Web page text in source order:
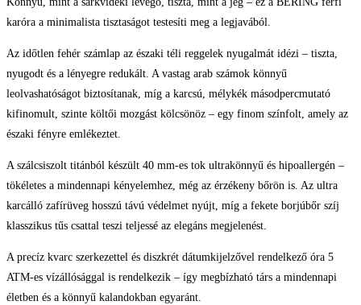
karóra a minimalista tisztaságot testesíti meg a legjavából.
Az időtlen fehér számlap az északi téli reggelek nyugalmát idézi – tiszta,
nyugodt és a lényegre redukált. A vastag arab számok könnyű
leolvashatóságot biztosítanak, míg a karcsú, mélykék másodpercmutató
kifinomult, szinte költői mozgást kölcsönöz – egy finom színfolt, amely az
északi fényre emlékeztet.
A szálcsiszolt titánból készült 40 mm-es tok ultrakönnyű és hipoallergén –
tökéletes a mindennapi kényelemhez, még az érzékeny bőrön is. Az ultra
karcálló zafírüveg hosszú távú védelmet nyújt, míg a fekete borjúbőr szíj
klasszikus tűs csattal teszi teljessé az elegáns megjelenést.
A precíz kvarc szerkezettel és diszkrét dátumkijelzővel rendelkező óra 5
ATM-es vízállósággal is rendelkezik – így megbízható társ a mindennapi
életben és a könnyű kalandokban egyaránt.